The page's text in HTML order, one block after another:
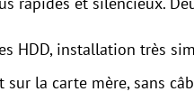
HDD, installation très
sur la carte mère, sans